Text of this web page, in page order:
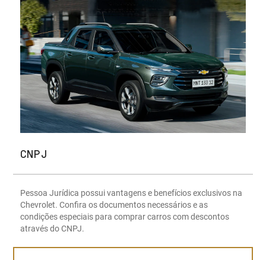
CNPJ
Pessoa Jurídica possui vantagens e benefícios exclusivos na
Chevrolet. Confira os documentos necessários e as
condições especiais para comprar carros com descontos
através do CNPJ.